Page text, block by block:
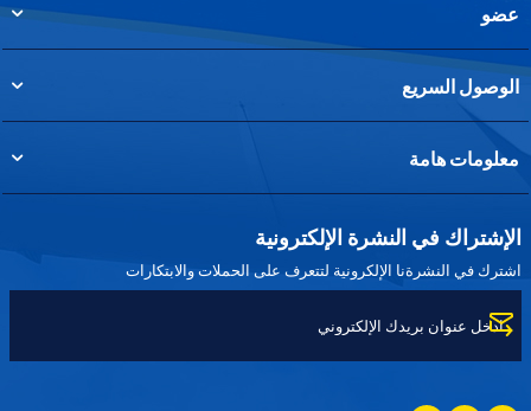
عضو
الوصول السريع
معلومات هامة
الإشتراك في النشرة الإلكترونية
اشترك في النشرةنا الإلكرونية لتتعرف على الحملات والابتكارات